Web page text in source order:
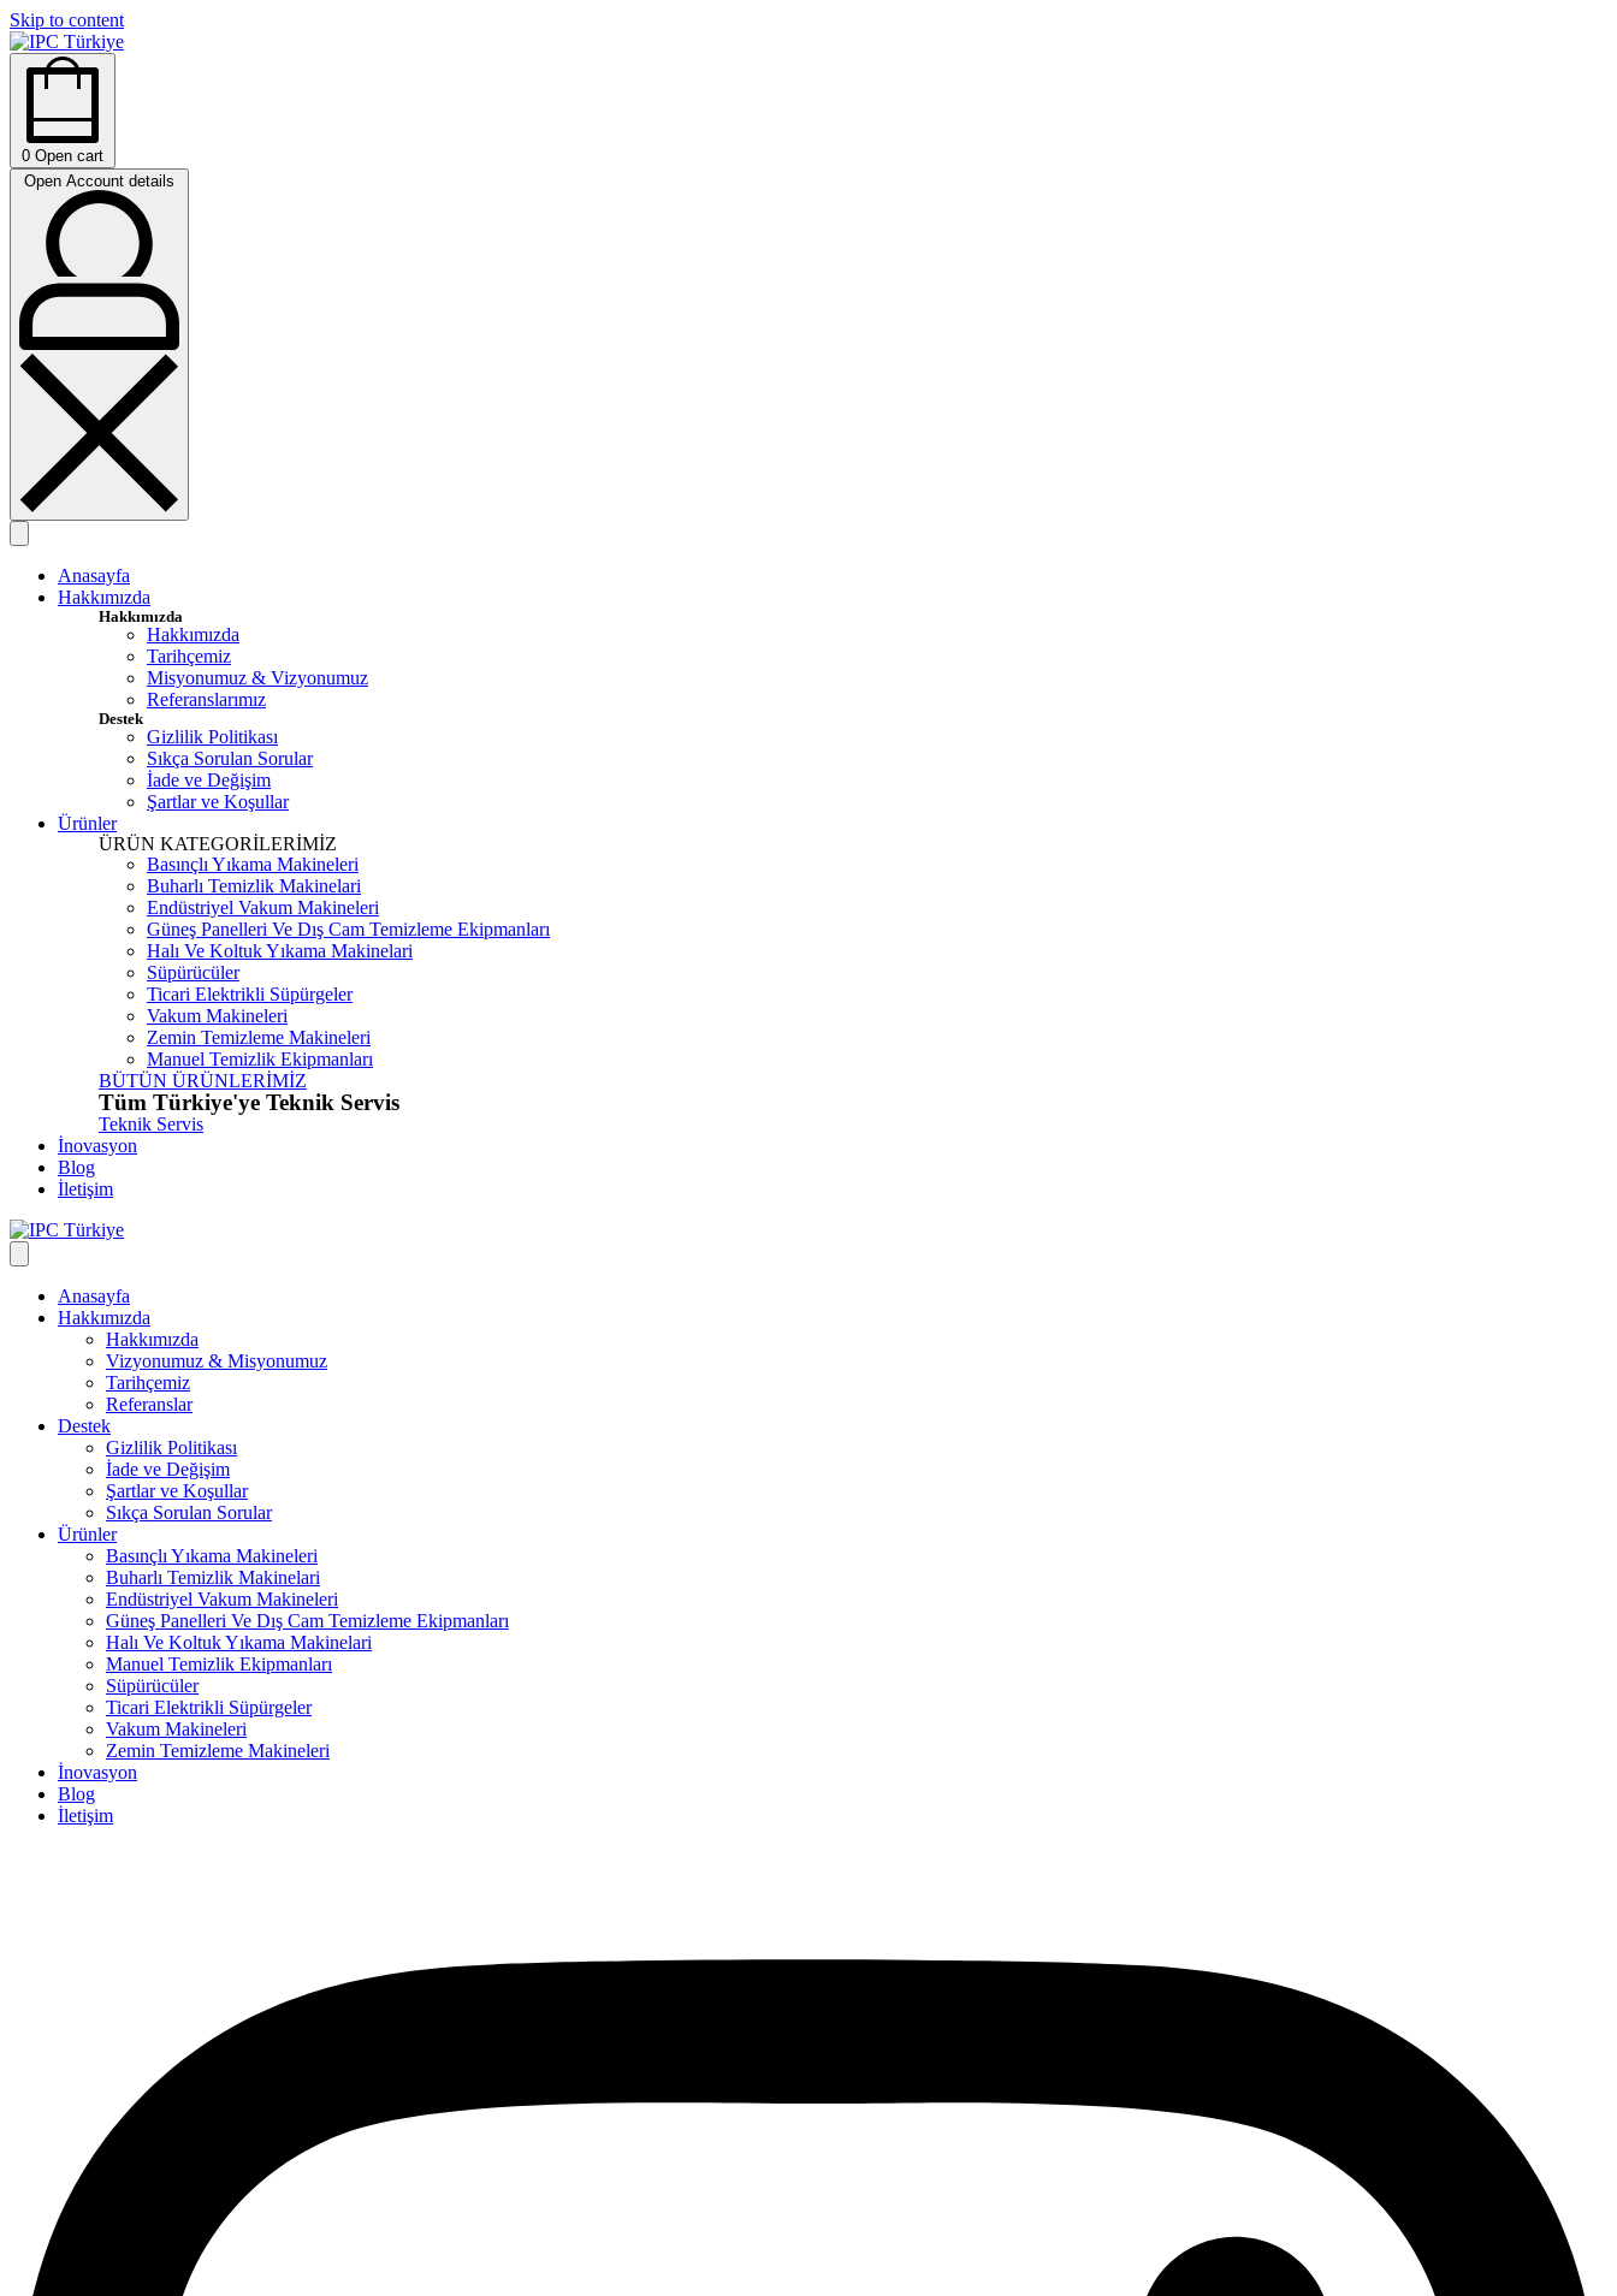
Skip to content
0 Open cart
Open Account details
Anasayfa
Hakkımızda
Hakkımızda
Hakkımızda
Tarihçemiz
Misyonumuz & Vizyonumuz
Referanslarımız
Destek
Gizlilik Politikası
Sıkça Sorulan Sorular
İade ve Değişim
Şartlar ve Koşullar
Ürünler
ÜRÜN KATEGORİLERİMİZ
Basınçlı Yıkama Makineleri
Buharlı Temizlik Makinelari
Endüstriyel Vakum Makineleri
Güneş Panelleri Ve Dış Cam Temizleme Ekipmanları
Halı Ve Koltuk Yıkama Makinelari
Süpürücüler
Ticari Elektrikli Süpürgeler
Vakum Makineleri
Zemin Temizleme Makineleri
Manuel Temizlik Ekipmanları
BÜTÜN ÜRÜNLERİMİZ
Tüm Türkiye'ye Teknik Servis
Teknik Servis
İnovasyon
Blog
İletişim
Anasayfa
Hakkımızda
Hakkımızda
Vizyonumuz & Misyonumuz
Tarihçemiz
Referanslar
Destek
Gizlilik Politikası
İade ve Değişim
Şartlar ve Koşullar
Sıkça Sorulan Sorular
Ürünler
Basınçlı Yıkama Makineleri
Buharlı Temizlik Makinelari
Endüstriyel Vakum Makineleri
Güneş Panelleri Ve Dış Cam Temizleme Ekipmanları
Halı Ve Koltuk Yıkama Makinelari
Manuel Temizlik Ekipmanları
Süpürücüler
Ticari Elektrikli Süpürgeler
Vakum Makineleri
Zemin Temizleme Makineleri
İnovasyon
Blog
İletişim